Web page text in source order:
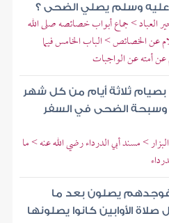
عليه وسلم يصلي الضحى ؟
العباد > جماع أبواب خصائصه صلى الله
عن الخصائص > الباب الخامس فيما
أمته عن الواجبات
بصيام ثلاثة أيام من كل شهر
وسبحة الضحى في السفر
> مسند أبي الدرداء رضي الله عنه > ما
فوجدهم يصلون بعد ما
الأوابين كانوا يصلونها